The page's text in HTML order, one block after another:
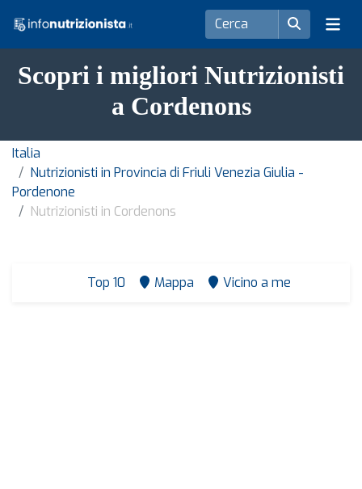
Scopri i migliori Nutrizionisti
a Cordenons
Italia
Nutrizionisti in Provincia di Friuli Venezia Giulia -
Pordenone
Nutrizionisti in Cordenons
Top 10 Mappa Vicino a me